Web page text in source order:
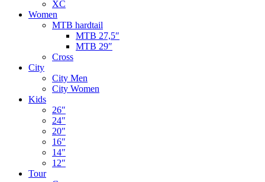
XC
Women
MTB hardtail
MTB 27,5″
MTB 29″
Cross
City
City Men
City Women
Kids
26″
24″
20″
16″
14″
12″
Tour